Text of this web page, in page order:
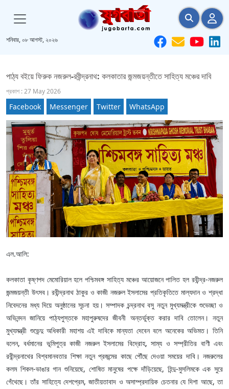
শনিবার, ০৮ আগস্ট, ২০২৬
পাঠ্য বইয়ে ফিরুক নজরুল-রবীন্দ্রনাথ: কলকাতার জন্মজয়ন্তীতে সাহিত্য মঞ্চের দাবি
প্রকাশ : 27 May 2026
Facebook Messenger Twitter WhatsApp
এল.আলি:
কলকাতা কৃষ্ণপদ মেমোরিয়াল হলে পশ্চিমবঙ্গ সাহিত্য মঞ্চের আয়োজনে পালিত হল রবীন্দ্র-নজরুল
জন্মজয়ন্তী উৎসব। রবীন্দ্রনাথ ঠাকুর ও কাজী নজরুল ইসলামের প্রতিকৃতিতে মাল্যদান ও শ্রদ্ধা
নিবেদনের মধ্য দিয়ে অনুষ্ঠানের সূচনা হয়। সম্পাদক চন্দ্রনাথ বসু নতুন মুখ্যমন্ত্রীকে শুভেচ্ছা ও
অভিনন্দন জানিয়ে পাঠ্যপুস্তকে মহাপুরুষদের জীবনী অন্তর্ভুক্ত করার দাবি তোলেন। নতুন
মুখ্যমন্ত্রী শুভেন্দু অধিকারী মহাশয় এই দাবিকে মান্যতা দেবেন বলে অনেকের অভিমত। তিনি
বলেন, বর্ধমানের ভূমিপুত্র কাজী নজরুল ইসলামের বিদ্রোহ, সাম্য ও সম্প্রীতির বাণী এবং
রবীন্দ্রনাথের বিশ্বমানবতার শিক্ষা নতুন প্রজন্মের কাছে পৌঁছে দেওয়া সময়ের দাবি। নজরুলের
কলম শিকল-ভাঙার গান শুনিয়েছে, শোষিত মানুষের পক্ষে দাঁড়িয়েছে, হিন্দু-মুসলিমকে এক সুরে
গেঁথেছে। তাঁর সাহিত্যে দেশপ্রেম, জাতীয়তাবাদ ও অসাম্প্রদায়িক চেতনার যে দিশা আছে, তা